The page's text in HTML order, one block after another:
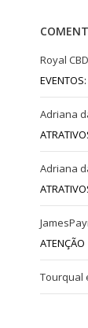
Royal CBD
Adriana
Adriana
ATENÇÃO
Tourqual